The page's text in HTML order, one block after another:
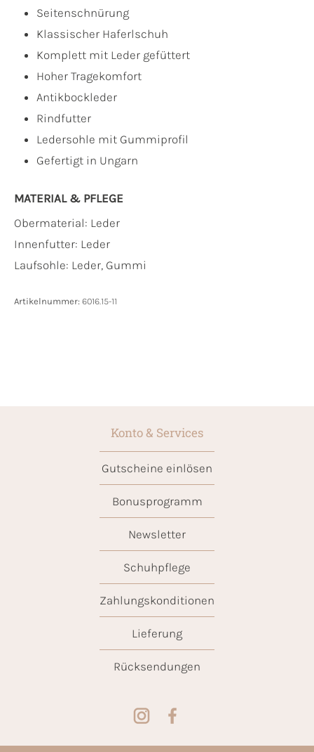
Seitenschnürung
Klassischer Haferlschuh
Komplett mit Leder gefüttert
Hoher Tragekomfort
Antikbockleder
Rindfutter
Ledersohle mit Gummiprofil
Gefertigt in Ungarn
MATERIAL & PFLEGE
Obermaterial: Leder
Innenfutter: Leder
Laufsohle: Leder, Gummi
Artikelnummer: 6016.15-11
Konto & Services
Gutscheine einlösen
Bonusprogramm
Newsletter
Schuhpflege
Zahlungskonditionen
Lieferung
Rücksendungen